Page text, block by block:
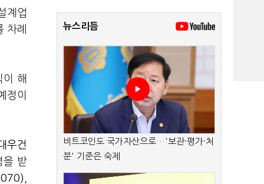
계업
차례
해
정이
우건
을 받
뉴스리듬
비트코인도 국가자산으로…'보관·평가·처
분' 기준은 숙제